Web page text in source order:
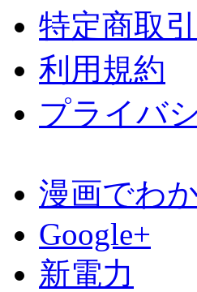
特定商取
利用規約
プライバ
漫画でわ
Google+
新電力